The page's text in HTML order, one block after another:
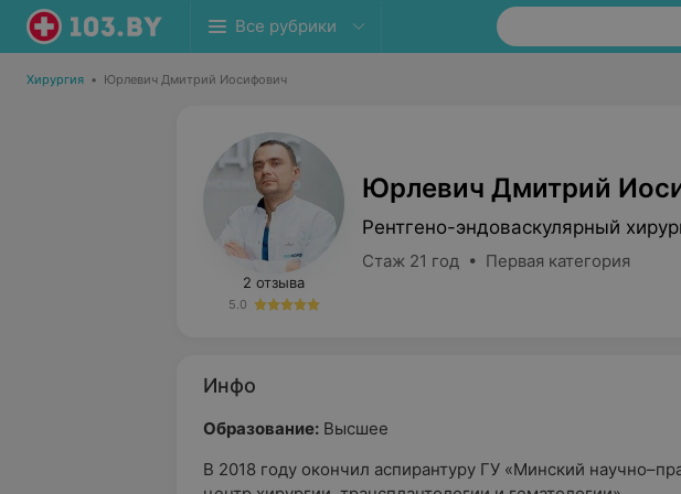
Все рубрики
Хирургия • Юрлевич Дмитрий Иосифович
2 отзыва
5.0
Юрлевич Дмитрий
Рентгено-эндоваскулярный
Стаж 21 год • Первая категория
Инфо
Образование: Высшее
В 2018 году окончил аспирантуру ГУ «Минский